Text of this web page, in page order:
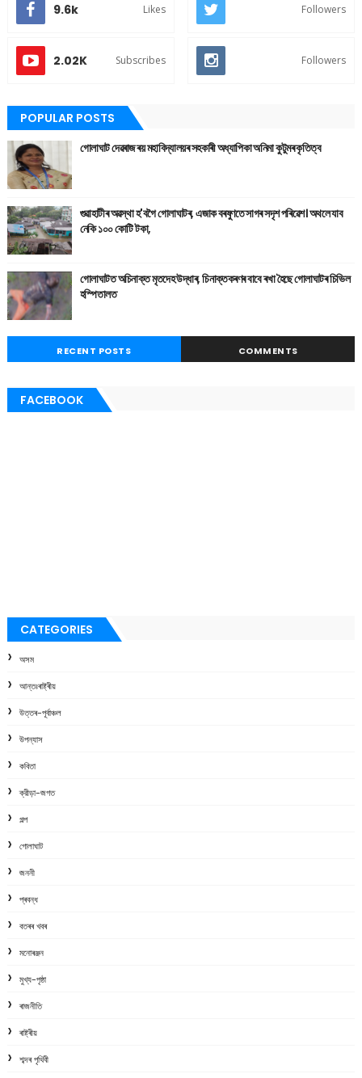
9.6k Likes Followers
2.02K Subscribes Followers
POPULAR POSTS
গোলাঘাট দেৱৰাজ ৰয় মহাবিদ্যালয়ৰ সহকাৰী অধ্যাপিকা অনিমা কুটুমৰ কৃতিত্ব
গুৱাহাটীৰ অৱস্থা হ'বগৈ গোলাঘাটৰ, এজাক বৰষুণতে সাগৰ সদৃশ পৰিৱেশ। অথলে যাব
নেকি ১০০ কোটি টকা,
গোলাঘাটত অচিনাক্ত মৃতদেহ উদ্ধাৰ, চিনাক্তকৰণৰ বাবে ৰখা হৈছে গোলাঘাটৰ চিভিল
হস্পিতালত
RECENT POSTS COMMENTS
FACEBOOK
CATEGORIES
অসম
আন্তঃৰাষ্ট্ৰীয়
উত্তৰ-পূৰ্বাঞ্চল
উপন্যাস
কবিতা
ক্রীড়া-জগত
গল্প
গোলাঘাট
জননী
প্ৰবন্ধ
বতৰৰ খবৰ
মনোৰঞ্জন
মুখ্য-পৃষ্ঠা
ৰাজনীতি
ৰাষ্ট্ৰীয়
শব্দৰ পৃথিবী